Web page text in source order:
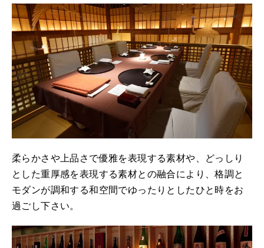
柔らかさや上品さで優雅を表現する素材や、どっしり
とした重厚感を表現する素材との融合により、格調と
モダンが調和する和空間でゆったりとしたひと時をお
過ごし下さい。